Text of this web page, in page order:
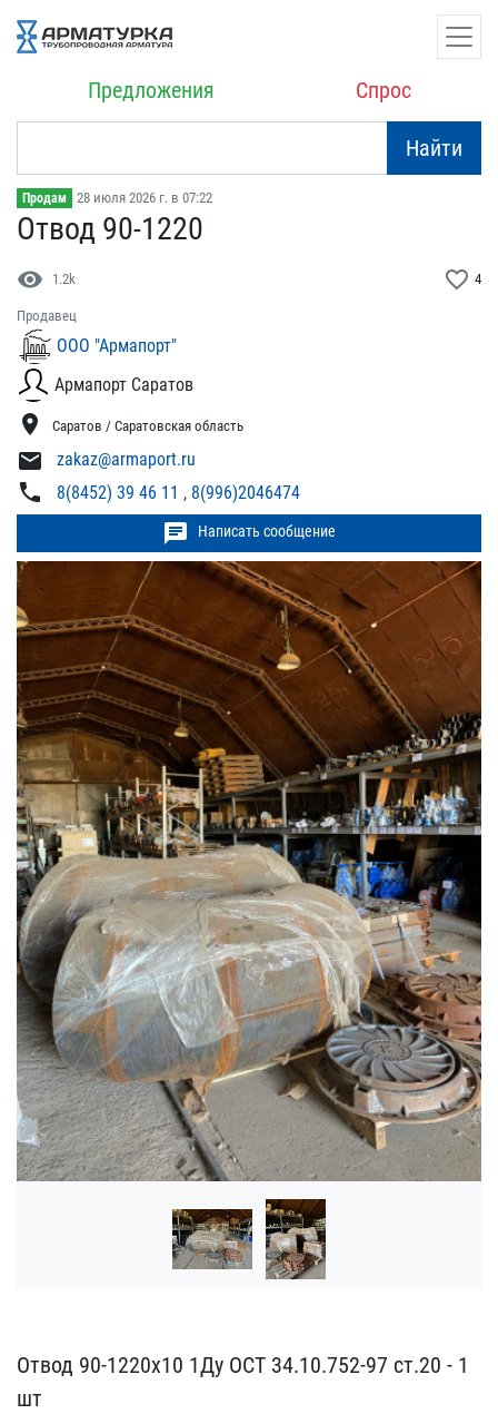
Предложения Спрос
Найти
Продам 28 июля 2026 г. в 07:22
Отвод 90-1220
visibility 1.2k favorite_border 4
Продавец
ООО "Армапорт"
Армапорт Саратов
location_on Саратов / Саратовская область
mail zakaz@armaport.ru
phone 8(8452) 39 46 11 , 8(996)2046474
chat Написать сообщение
Отвод 90-1220х10 1Ду О​СТ 34.10.752-97 ст.20 -​ 1
шт